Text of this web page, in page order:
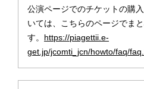
公演ページでのチケットの購
いては、こちらのページでま
す。 https://piagettii.e-
get.jp/jcomti_jcn/howto/faq/